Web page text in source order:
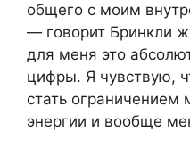
общего с моим
— говорит Бринкли
для меня это
цифры. Я чувствую,
стать ограничением
энергии и вообще